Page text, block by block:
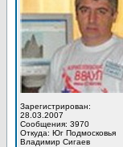
Зарегистрирован:
28.03.2007
Сообщения: 3970
Откуда: Юг Подмосковья
Владимир Сигаев